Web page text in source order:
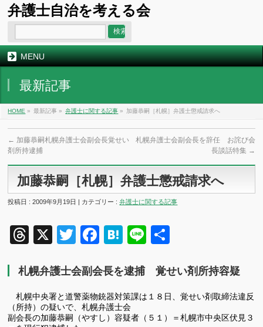
弁護士自治を考える会
MENU
最新記事
HOME » 最新記事 » 弁護士に関する記事 » 加藤恭嗣［札幌］弁護士懲戒請求へ
← 加藤恭嗣札幌弁護士会副会長覚せい
剤所持逮捕
札幌弁護士会副会長を辞任 お詫び会
長談話特集 →
加藤恭嗣［札幌］弁護士懲戒請求へ
投稿日 : 2009年9月19日 | カテゴリー :弁護士に関する記事
Threads
X TwitterFacebook
Hatena
Line
札幌弁護士会副会長を逮捕 覚せい剤所持容疑
札幌中央署と道警薬物銃器対策課は１８日、覚せい剤取締法違反
（所持）の疑いで、札幌弁護士会
副会長の加藤恭嗣（やすし）容疑者（５１）＝札幌市中央区伏見３